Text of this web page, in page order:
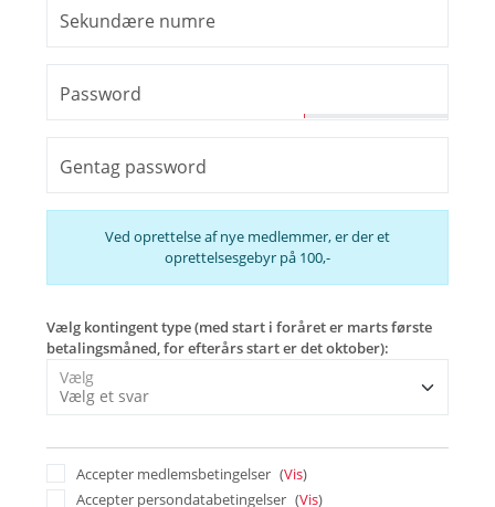
Sekundære numre
Password
Gentag password
Ved oprettelse af nye medlemmer, er der et
oprettelsesgebyr på 100,-
Vælg kontingent type (med start i foråret er marts første
betalingsmåned, for efterårs start er det oktober):
Vælg
Accepter medlemsbetingelser (Vis)
Accepter persondatabetingelser (Vis)